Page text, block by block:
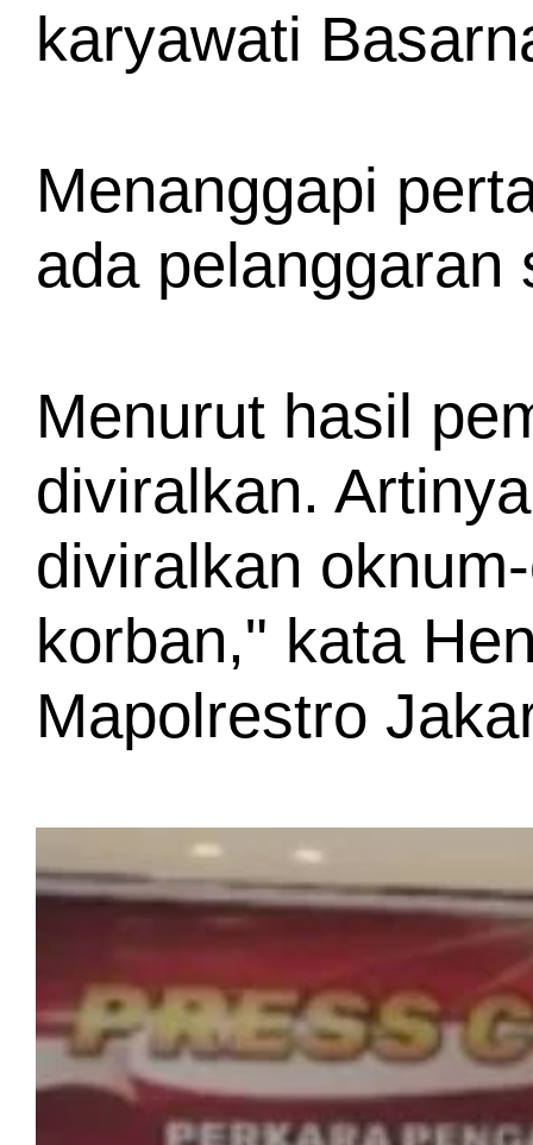
karyawati
Menanggapi
ada
Menurut hasil
diviralkan.
diviralkan
korban," kata
Mapolrestro